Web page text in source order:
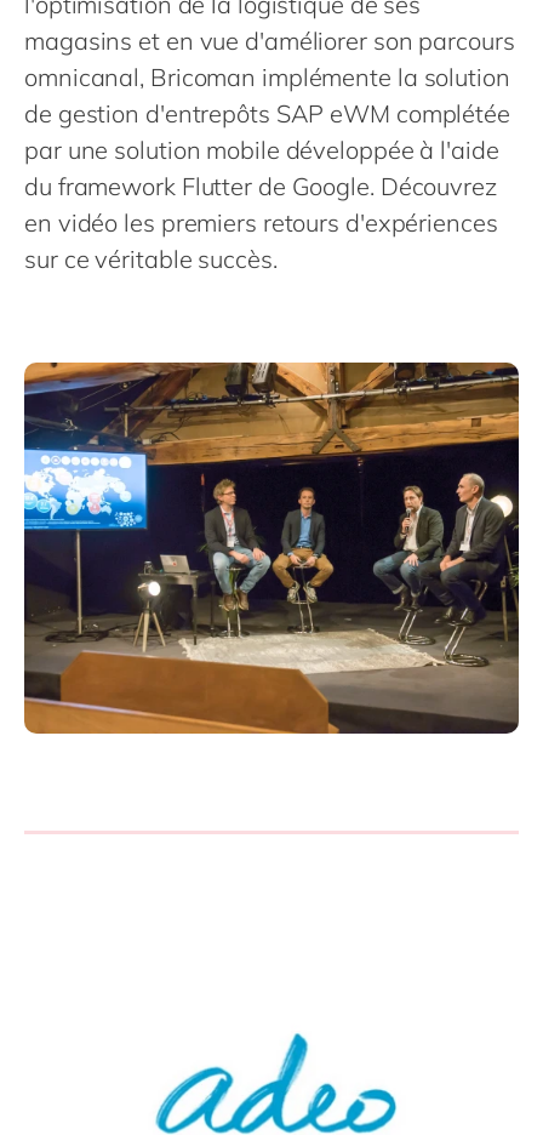
Philippines
Singapore
Switzerland
USA & Canada
magasins et en vue d'améliorer son parcours
omnicanal, Bricoman implémente la solution
de gestion d'entrepôts SAP eWM complétée
par une solution mobile développée à l'aide
du framework Flutter de Google. Découvrez
en vidéo les premiers retours d'expériences
sur ce véritable succès.